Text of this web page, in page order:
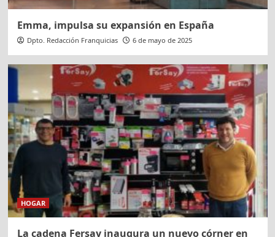
Emma, impulsa su expansión en España
Dpto. Redacción Franquicias 6 de mayo de 2025
HOGAR
La cadena Fersay inaugura un nuevo córner en